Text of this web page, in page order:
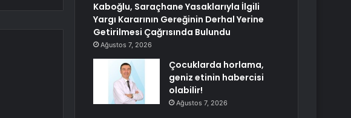
Kaboğlu, Saraçhane Yasaklarıyla İlgili
Yargı Kararının Gereğinin Derhal Yerine
Getirilmesi Çağrısında Bulundu
Ağustos 7, 2026
Çocuklarda horlama,
geniz etinin habercisi
olabilir!
Ağustos 7, 2026